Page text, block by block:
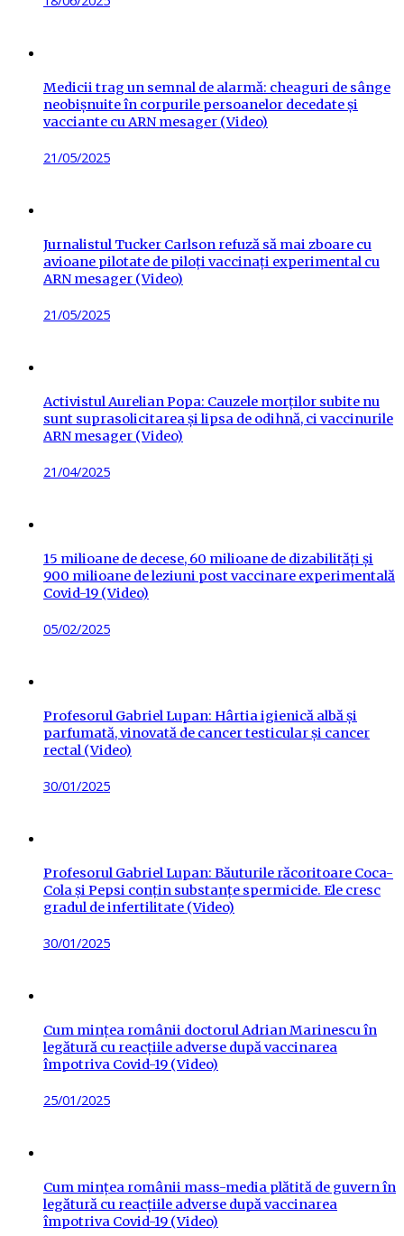
Medicii trag un semnal de alarmă: cheaguri de sânge
neobișnuite în corpurile persoanelor decedate și
vacciante cu ARN mesager (Video)
Posted
21/05/2025
Jurnalistul Tucker Carlson refuză să mai zboare cu
avioane pilotate de piloți vaccinați experimental cu
ARN mesager (Video)
Posted
21/05/2025
Activistul Aurelian Popa: Cauzele morților subite nu
sunt suprasolicitarea și lipsa de odihnă, ci vaccinurile
ARN mesager (Video)
Posted
21/04/2025
15 milioane de decese, 60 milioane de dizabilități și
900 milioane de leziuni post vaccinare experimentală
Covid-19 (Video)
Posted
05/02/2025
Profesorul Gabriel Lupan: Hârtia igienică albă și
parfumată, vinovată de cancer testicular și cancer
rectal (Video)
Posted
30/01/2025
Profesorul Gabriel Lupan: Băuturile răcoritoare Coca-
Cola și Pepsi conțin substanțe spermicide. Ele cresc
gradul de infertilitate (Video)
Posted
30/01/2025
Cum mințea românii doctorul Adrian Marinescu în
legătură cu reacțiile adverse după vaccinarea
împotriva Covid-19 (Video)
Posted
25/01/2025
Cum mințea românii mass-media plătită de guvern în
legătură cu reacțiile adverse după vaccinarea
împotriva Covid-19 (Video)